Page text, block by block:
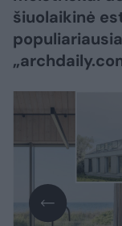
šiuolaikinė